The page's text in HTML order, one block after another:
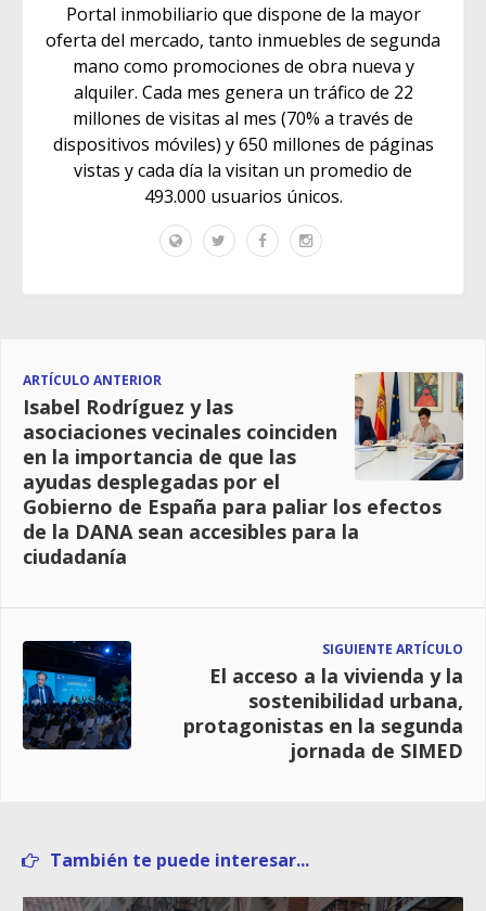
Portal inmobiliario que dispone de la mayor
oferta del mercado, tanto inmuebles de segunda
mano como promociones de obra nueva y
alquiler. Cada mes genera un tráfico de 22
millones de visitas al mes (70% a través de
dispositivos móviles) y 650 millones de páginas
vistas y cada día la visitan un promedio de
493.000 usuarios únicos.
ARTÍCULO ANTERIOR
Isabel Rodríguez y las
asociaciones vecinales coinciden
en la importancia de que las
ayudas desplegadas por el
Gobierno de España para paliar los efectos
de la DANA sean accesibles para la
ciudadanía
SIGUIENTE ARTÍCULO
El acceso a la vivienda y la
sostenibilidad urbana,
protagonistas en la segunda
jornada de SIMED
También te puede interesar...